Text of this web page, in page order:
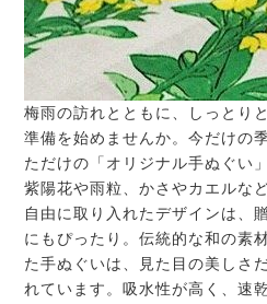
梅雨の訪れとともに、しっとり
準備を始めませんか。今だけの
ただけの「オリジナル手ぬぐい
紫陽花や雨粒、かさやカエルな
自由に取り入れたデザインは、
にもぴったり。伝統的な和の素
た手ぬぐいは、見た目の美しさ
れています。吸水性が高く、速